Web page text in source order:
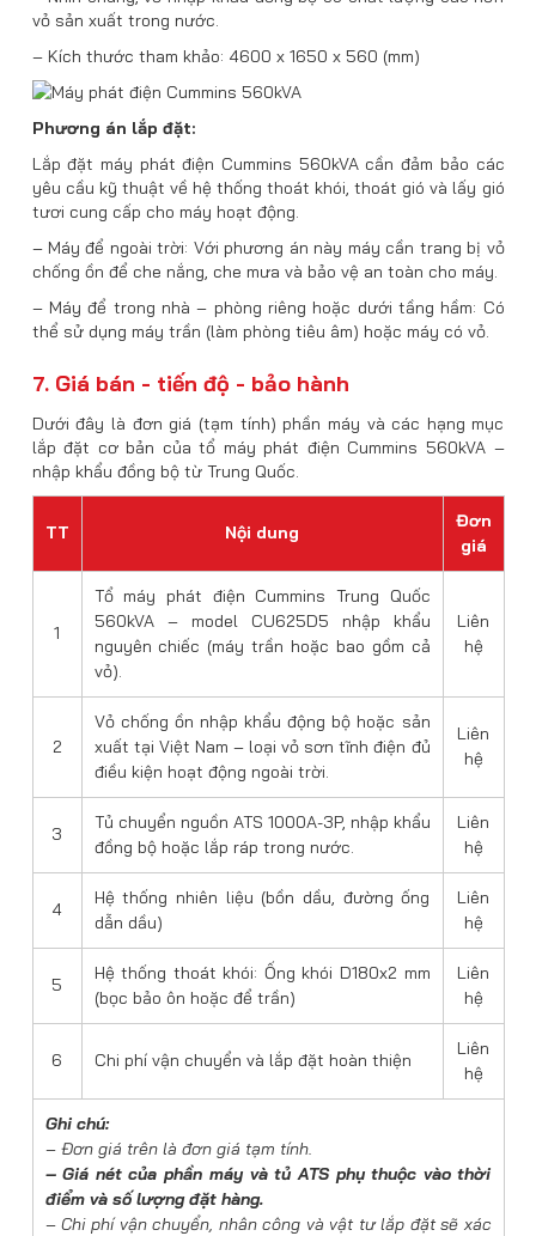
vỏ sản xuất trong nước.
– Kích thước tham khảo: 4600 x 1650 x 560 (mm)
Phương án lắp đặt:
Lắp đặt máy phát điện Cummins 560kVA cần đảm bảo các
yêu cầu kỹ thuật về hệ thống thoát khói, thoát gió và lấy gió
tươi cung cấp cho máy hoạt động.
– Máy để ngoài trời: Với phương án này máy cần trang bị vỏ
chống ồn để che nắng, che mưa và bảo vệ an toàn cho máy.
– Máy để trong nhà – phòng riêng hoặc dưới tầng hầm: Có
thể sử dụng máy trần (làm phòng tiêu âm) hoặc máy có vỏ.
7. Giá bán - tiến độ - bảo hành
Dưới đây là đơn giá (tạm tính) phần máy và các hạng mục
lắp đặt cơ bản của tổ máy phát điện Cummins 560kVA –
nhập khẩu đồng bộ từ Trung Quốc.
TT Nội dung
Đơn
giá
1
Tổ máy phát điện Cummins Trung Quốc
560kVA – model CU625D5 nhập khẩu
nguyên chiếc (máy trần hoặc bao gồm cả
vỏ).
Liên
hệ
2
Vỏ chống ồn nhập khẩu động bộ hoặc sản
xuất tại Việt Nam – loại vỏ sơn tĩnh điện đủ
điều kiện hoạt động ngoài trời.
Liên
hệ
3
Tủ chuyển nguồn ATS 1000A-3P, nhập khẩu
đồng bộ hoặc lắp ráp trong nước.
Liên
hệ
4
Hệ thống nhiên liệu (bồn dầu, đường ống
dẫn dầu)
Liên
hệ
5
Hệ thống thoát khói: Ống khói D180x2 mm
(bọc bảo ôn hoặc để trần)
Liên
hệ
6 Chi phí vận chuyển và lắp đặt hoàn thiện
Liên
hệ
Ghi chú:
– Đơn giá trên là đơn giá tạm tính.
– Giá nét của phần máy và tủ ATS phụ thuộc vào thời
điểm và số lượng đặt hàng.
– Chi phí vận chuyển, nhân công và vật tư lắp đặt sẽ xác